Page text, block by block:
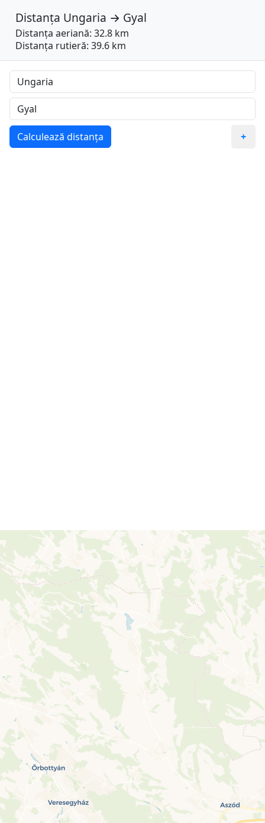
Distanța Ungaria → Gyal
Distanța aeriană: 32.8 km
Distanța rutieră: 39.6 km
Calculează distanța +